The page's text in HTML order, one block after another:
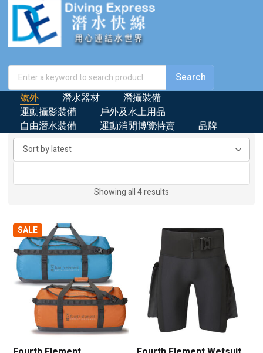
號外 潛水器材
潛攝裝備
運動攝影裝備
戶外及水上用品
自由潛水裝備
運動消閒博覽特賣 品牌
Showing all 4 results
SALE